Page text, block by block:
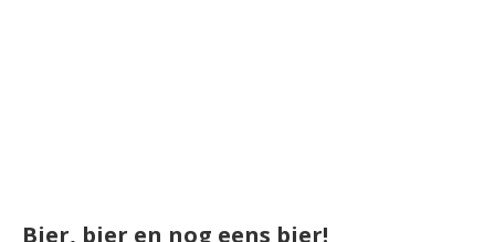
Bier, bier en nog eens bier!